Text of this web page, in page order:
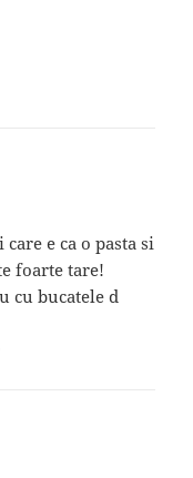
e ca o pasta si
foarte tare!
cu bucatele d